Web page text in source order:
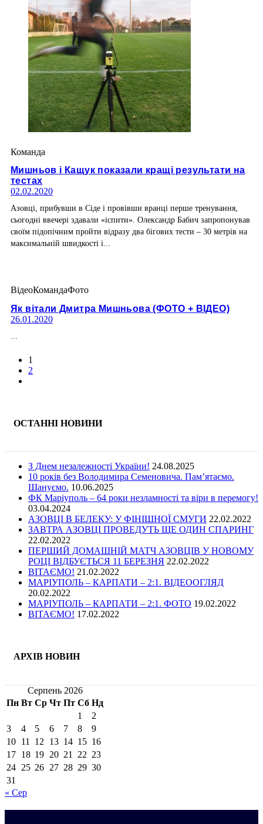
Команда
Мишньов і Кащук показали кращі результати на
тестах
02.02.2020
Азовці, прибувши в Сіде і провівши вранці перше тренування,
сьогодні ввечері здавали «іспити». Олександр Бабич запропонував
своїм підопічним пройти відразу два бігових тести – 30 метрів на
максимальній швидкості і...
ВідеоКомандаФото
Як вітали Дмитра Мишньова (ФОТО + ВІДЕО)
26.01.2020
1
2
ОСТАННІ НОВИНИ
З Днем незалежності України! 24.08.2025
10 років без Володимира Семеновича. Пам’ятаємо.
Шануємо. 10.06.2025
ФК Маріуполь – 64 роки незламності та віри в перемогу!
03.04.2024
АЗОВЦІ В БЕЛЕКУ: У ФІНІШНОЇ СМУГИ 22.02.2022
ЗАВТРА АЗОВЦІ ПРОВЕДУТЬ ЩЕ ОДИН СПАРИНГ
22.02.2022
ПЕРШИЙ ДОМАШНІЙ МАТЧ АЗОВЦІВ У НОВОМУ
РОЦІ ВІДБУЄТЬСЯ 11 БЕРЕЗНЯ 22.02.2022
ВІТАЄМО! 21.02.2022
МАРІУПОЛЬ – КАРПАТИ – 2:1. ВІДЕООГЛЯД
20.02.2022
МАРІУПОЛЬ – КАРПАТИ – 2:1. ФОТО 19.02.2022
ВІТАЄМО! 17.02.2022
АРХІВ НОВИН
Серпень 2026
Пн Вт Ср Чт Пт Сб Нд
1
2
3
4 5 6 7 8
9
10 11 12 13 14 15 16
17 18 19 20 21 22 23
24 25 26 27 28 29 30
31
« Сер